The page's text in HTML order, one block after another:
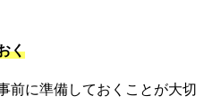
く
前に準備しておくことが大切